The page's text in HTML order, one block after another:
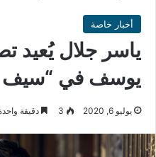
أخبار خاصة
ياسر جلال يُعيد
يوسف في “سيف
يوليو 6, 2020 3 دقيقة